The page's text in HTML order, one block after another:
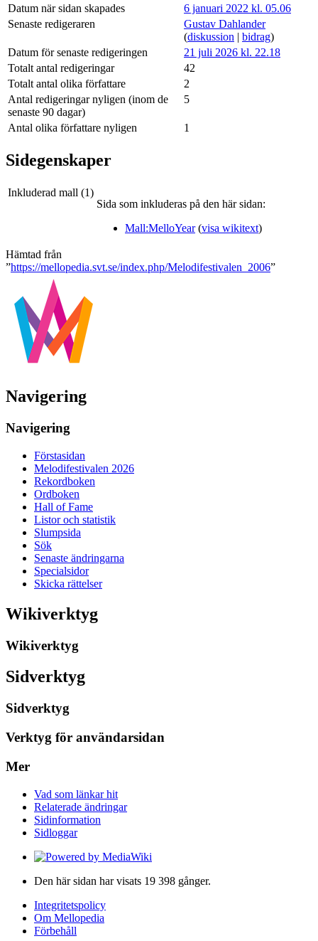
Datum när sidan skapades
6 januari 2022 kl. 05.06
Senaste redigeraren
Gustav Dahlander
(diskussion | bidrag)
Datum för senaste redigeringen
21 juli 2026 kl. 22.18
Totalt antal redigeringar
42
Totalt antal olika författare
2
Antal redigeringar nyligen (inom de
senaste 90 dagar)
5
Antal olika författare nyligen 1
Sidegenskaper
Inkluderad mall (1)
Sida som inkluderas på den här sidan:
Mall:MelloYear(visa wikitext)
Hämtad från
”https://mellopedia.svt.se/index.php/Melodifestivalen_2006”
Navigering
Navigering
Förstasidan
Melodifestivalen 2026
Rekordboken
Ordboken
Hall of Fame
Listor och statistik
Slumpsida
Sök
Senaste ändringarna
Specialsidor
Skicka rättelser
Wikiverktyg
Wikiverktyg
Sidverktyg
Sidverktyg
Verktyg för användarsidan
Mer
Vad som länkar hit
Relaterade ändringar
Sidinformation
Sidloggar
Den här sidan har visats 19 398 gånger.
Integritetspolicy
Om Mellopedia
Förbehåll